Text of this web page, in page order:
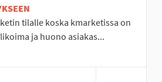
tilalle koska kmarketissa on
ja huono asiakas...
mukaan: Itäinen Seinäjoki